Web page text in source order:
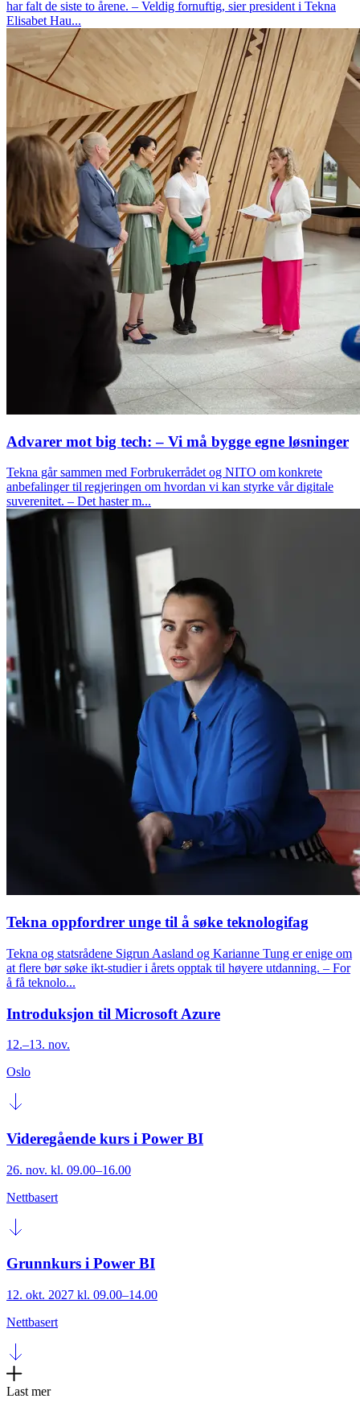
har falt de siste to årene. – Veldig fornuftig, sier president i Tekna
Elisabet Hau...
Advarer mot big tech: – Vi må bygge egne løsninger
Tekna går sammen med Forbrukerrådet og NITO om konkrete
anbefalinger til regjeringen om hvordan vi kan styrke vår digitale
suverenitet. – Det haster m...
Tekna oppfordrer unge til å søke teknologifag
Tekna og statsrådene Sigrun Aasland og Karianne Tung er enige om
at flere bør søke ikt-studier i årets opptak til høyere utdanning. – For
å få teknolo...
Introduksjon til Microsoft Azure
12.–13. nov.
Oslo
Videregående kurs i Power BI
26. nov. kl. 09.00–16.00
Nettbasert
Grunnkurs i Power BI
12. okt. 2027 kl. 09.00–14.00
Nettbasert
Last mer